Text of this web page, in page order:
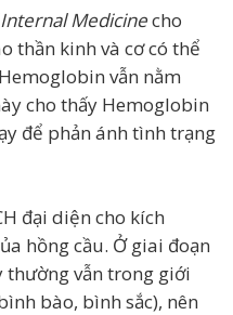
Medicinecho
thần kinh và cơ có thể
vẫn nằm
cho thấy Hemoglobin
để phản ánh tình trạng
đại diện cho kích
hồng cầu. Ở giai đoạn
thường vẫn trong giới
bào, bình sắc), nên